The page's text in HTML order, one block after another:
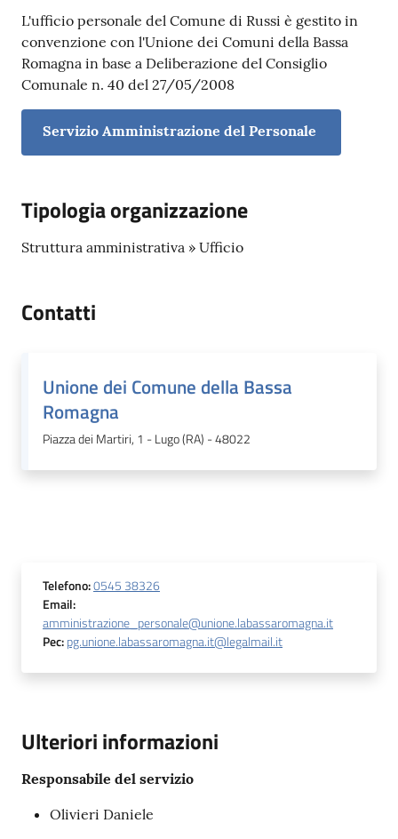
L'ufficio personale del Comune di Russi è gestito in
convenzione con l'Unione dei Comuni della Bassa
Romagna in base a Deliberazione del Consiglio
Comunale n. 40 del 27/05/2008
Servizio Amministrazione del Personale
Tipologia organizzazione
Struttura amministrativa » Ufficio
Contatti
Unione dei Comune della Bassa
Romagna
Piazza dei Martiri, 1 - Lugo (RA) - 48022
Telefono:0545 38326
Email:
amministrazione_personale@unione.labassaromagna.it
Pec:pg.unione.labassaromagna.it@legalmail.it
Ulteriori informazioni
Responsabile del servizio
Olivieri Daniele